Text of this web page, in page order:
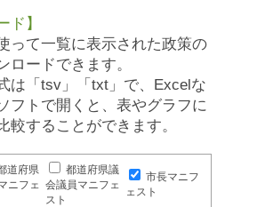
ド】
って一覧に表示された政策の
ロードできます。
は「tsv」「txt」で、Excelな
フトで開くと、表やグラフに
較することができます。
道府県
ニフェ
都道府県議
会議員マニフェ
スト
市長マニフ
ェスト